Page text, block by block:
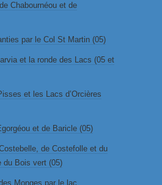
Chabournéou et de
par le Col St Martin (05)
et la ronde des Lacs (05 et
et les Lacs d’Orcières
et de Baricle (05)
de Costefolle et du
du Bois vert (05)
Monges par le lac